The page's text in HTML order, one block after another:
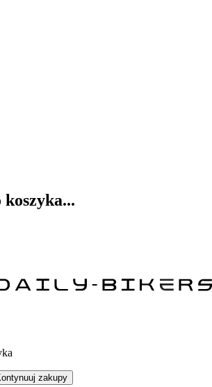
koszyka...
zakupy